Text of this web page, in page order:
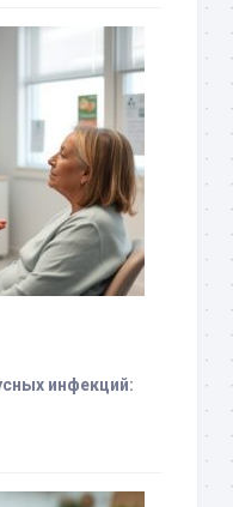
инфекций: